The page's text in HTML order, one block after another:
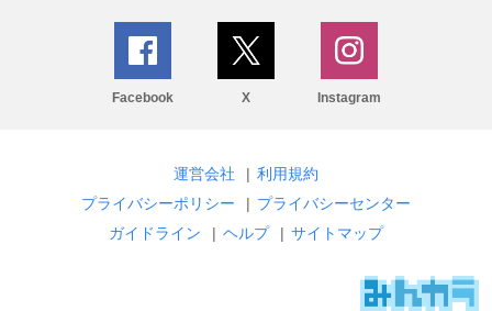
Facebook X Instagram
運営会社 | 利用規約
プライバシーポリシー
| プライバシーセンター
ガイドライン
| ヘルプ | サイトマップ